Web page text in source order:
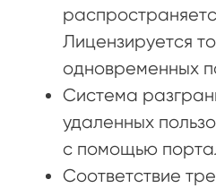
Лицензируется
одновременных
Система
удаленных
с помощью
Соответствие